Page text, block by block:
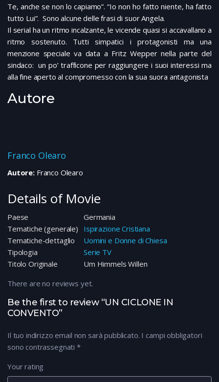
Te, anche se non lo capiamo”. “Io non ho fatto niente, ha fatto
tutto Lui”. Sono alcune delle frasi di suor Angela.
Il serial ha un ritmo incalzante, le vicende quasi si accavallano a
ritmo sostenuto. Tutti simpatici i protagonisti ma una
menzione speciale va data a Fritz Wepper nella parte del
sindaco: un po’ trafficone per raggiungere i suoi interessi ma
alla fine aperto al compromesso con la sua suora antagonista
Autore
Franco Olearo
Autore:Franco Olearo
Details of Movie
Paese
Germania
Tematiche (generale)
Ispirazione Cristiana
Tematiche-dettaglio
Uomini e Donne di Chiesa
Tipologia
Serie TV
Titolo Originale
Um Himmels Willen
Be the first to review “UN CICLONE IN
CONVENTO”
Il tuo indirizzo email non sarà pubblicato. I campi obbligatori
sono contrassegnati *
Your rating
There are no reviews yet.